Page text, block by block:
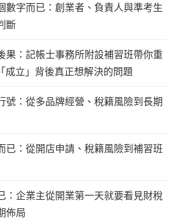
數字而已：創業者、負責人與準考生
斷
果：記帳士事務所附設補習班帶你重
成立」背後真正想解決的問題
號：從多品牌經營、稅籍風險到長期
已：從開店申請、稅籍風險到補習班
：企業主從開業第一天就要看見財稅
佈局